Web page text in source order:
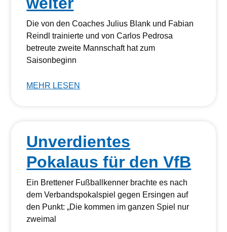
Die von den Coaches Julius Blank und Fabian
Reindl trainierte und von Carlos Pedrosa
betreute zweite Mannschaft hat zum
Saisonbeginn
MEHR LESEN
Unverdientes
Pokalaus für den VfB
Ein Brettener Fußballkenner brachte es nach
dem Verbandspokalspiel gegen Ersingen auf
den Punkt: „Die kommen im ganzen Spiel nur
zweimal